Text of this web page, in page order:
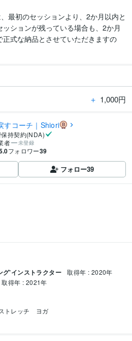
最初のセッションより、2か月以内と
ションが残っている場合も、2か月
式な納品とさせていただきますの
＋ 1,000円
すコーチ｜Shiori
持契約(NDA)
者
未登録
フォロワー39
フォロー39
’インストラクター 取得年 : 2020年
取得年 : 2021年
ストレッチ　ヨガ